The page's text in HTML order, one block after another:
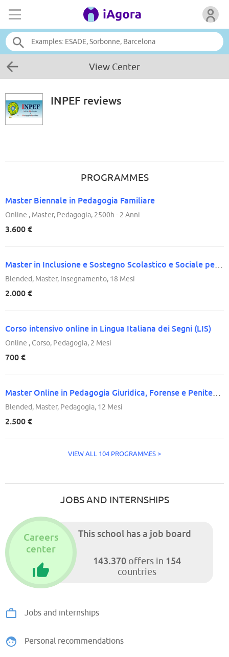
View Center
INPEF reviews
PROGRAMMES
Master Biennale in Pedagogia Familiare
Online , Master, Pedagogia, 2500h - 2 Anni
3.600 €
Blended, Master, Insegnamento, 18 Mesi
2.000 €
Corso intensivo online in Lingua Italiana dei Segni (LIS)
Online , Corso, Pedagogia, 2 Mesi
700 €
Blended, Master, Pedagogia, 12 Mesi
2.500 €
VIEW ALL 104 PROGRAMMES >
JOBS AND INTERNSHIPS
This school has a job board
143.370 offers in 154
countries
Careers
center
Jobs and internships
Personal recommendations